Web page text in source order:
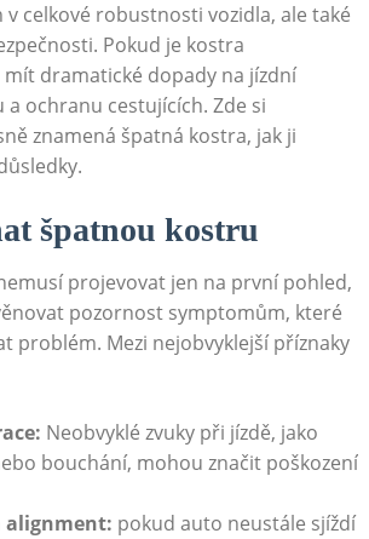
⁤celkové robustnosti vozidla, ale ​také
Pokud je kostra‍
dramatické dopady na jízdní
ochranu cestujících. Zde si
znamená⁣ špatná kostra, jak ji
špatnou kostru
projevovat‍ jen na první pohled,
pozornost ‍symptomům, které
problém.​ Mezi nejobvyklejší ​příznaky
Neobvyklé zvuky při jízdě, jako
bouchání, mohou značit poškození
alignment: pokud ⁢auto neustále sjíždí